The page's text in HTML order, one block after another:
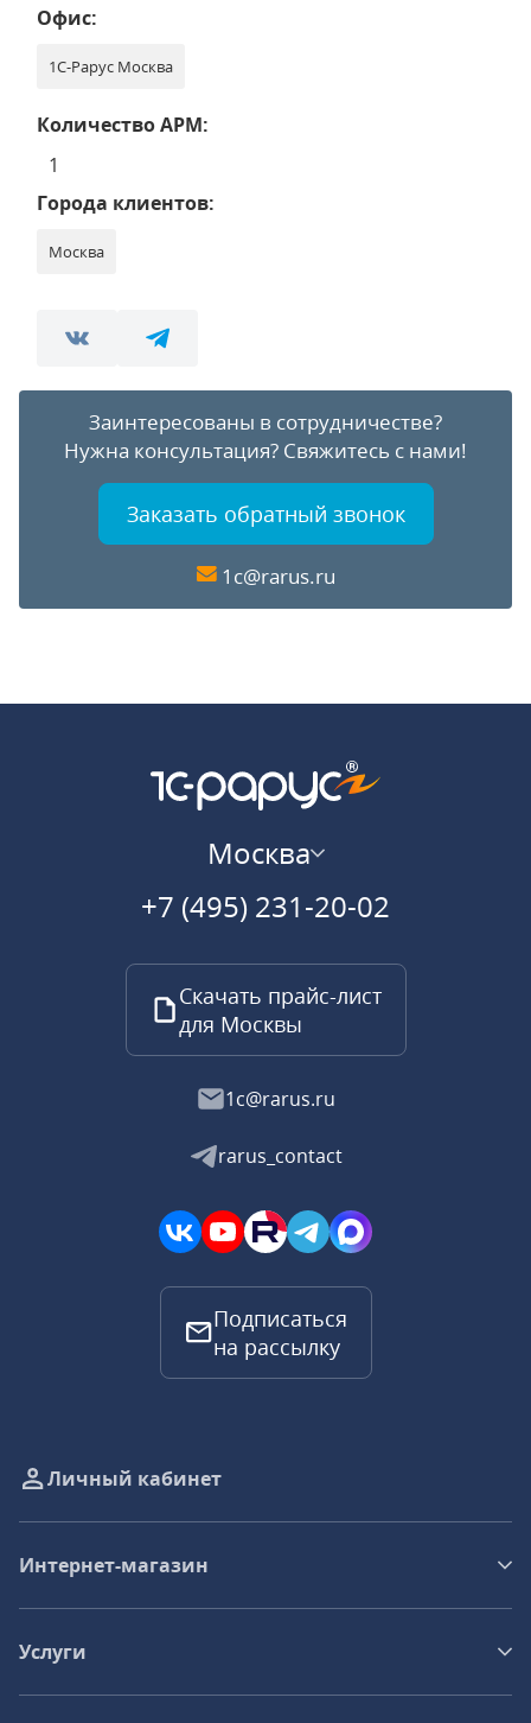
Офис:
1С-Рарус Москва
Количество АРМ:
1
Города клиентов:
Москва
Заинтересованы в сотрудничестве?
Нужна консультация? Свяжитесь с нами!
Заказать обратный звонок
1c@rarus.ru
Москва
+7 (495) 231-20-02
Скачать прайс-лист
для Москвы
1c@rarus.ru
rarus_contact
Подписаться
на рассылку
Личный кабинет
Интернет-магазин
Услуги